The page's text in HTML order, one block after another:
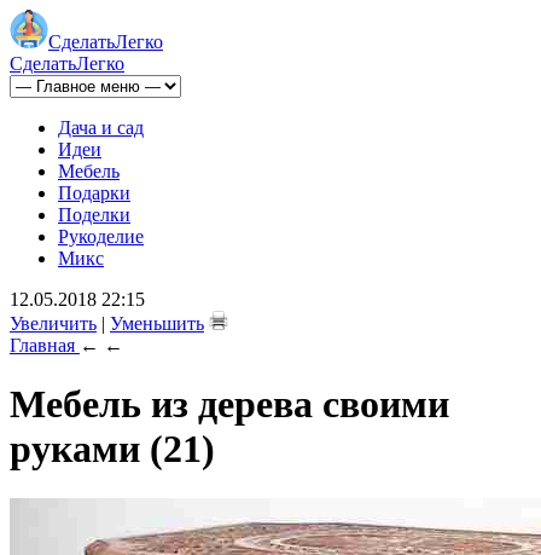
СделатьЛегко
СделатьЛегко
Дача и сад
Идеи
Мебель
Подарки
Поделки
Рукоделие
Микс
12.05.2018 22:15
Увеличить | Уменьшить
Главная ← ←
Мебель из дерева своими
руками (21)